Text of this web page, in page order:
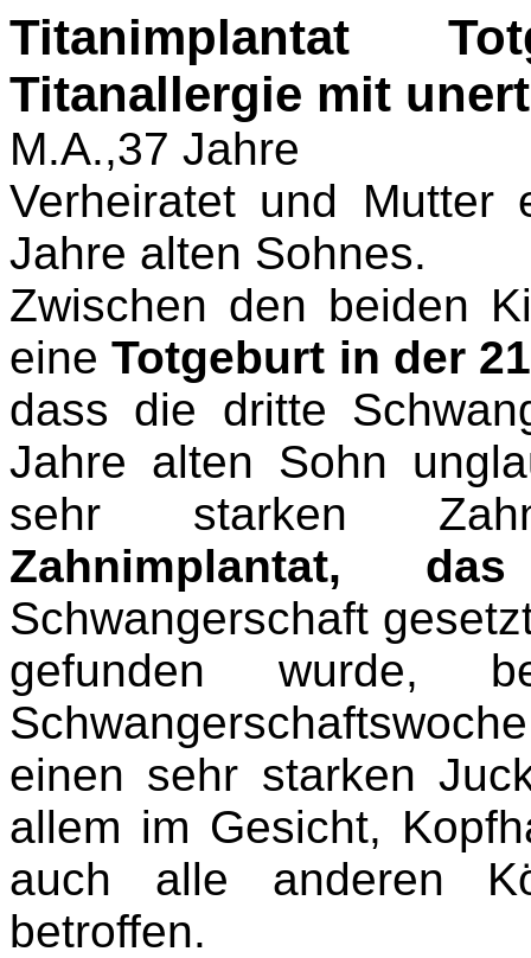
Titanimplantat
Titanallergie mit
M.A.,37 Jahre
Verheiratet und Mutter
Jahre alten Sohnes.
Zwischen den beiden
eineTotgeburt in der
dass die dritte
Jahre alten Sohn
sehr starken
Zahnimplantat,
Schwangerschaft
gefunden
einen sehr starken
allem im Gesicht,
auch alle anderen
betroffen.